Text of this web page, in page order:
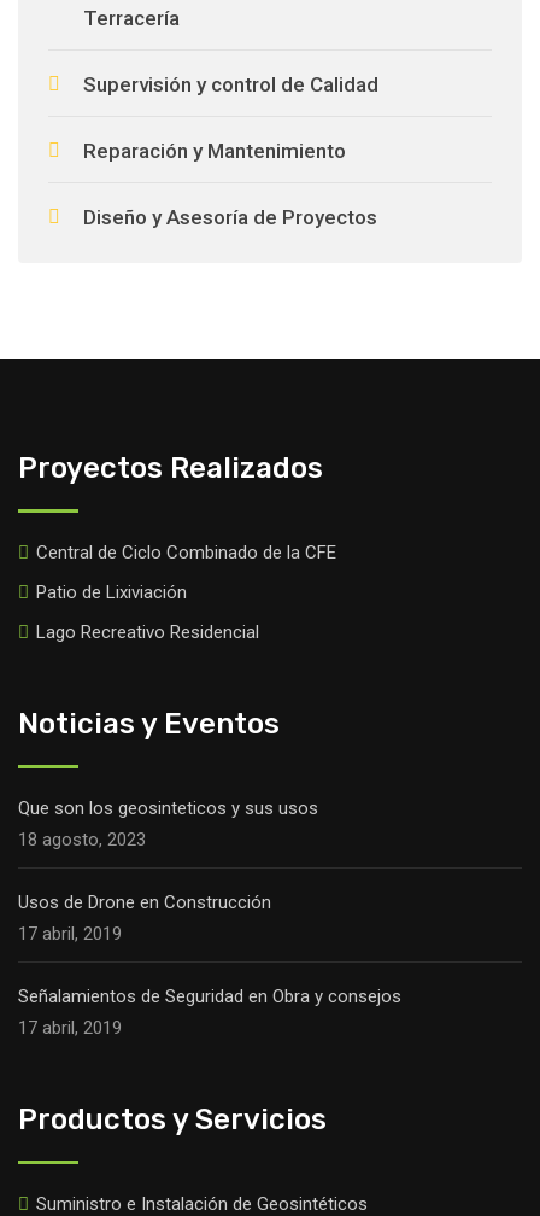
Terracería
Supervisión y control de Calidad
Reparación y Mantenimiento
Diseño y Asesoría de Proyectos
Proyectos Realizados
Central de Ciclo Combinado de la CFE
Patio de Lixiviación
Lago Recreativo Residencial
Noticias y Eventos
Que son los geosinteticos y sus usos
18 agosto, 2023
Usos de Drone en Construcción
17 abril, 2019
Señalamientos de Seguridad en Obra y consejos
17 abril, 2019
Productos y Servicios
Suministro e Instalación de Geosintéticos